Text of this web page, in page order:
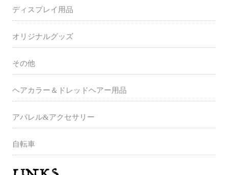
ディスプレイ用品
オリジナルグッズ
その他
ヘアカラー＆ドレッドヘアー用品
アパレル&アクセサリー
自転車